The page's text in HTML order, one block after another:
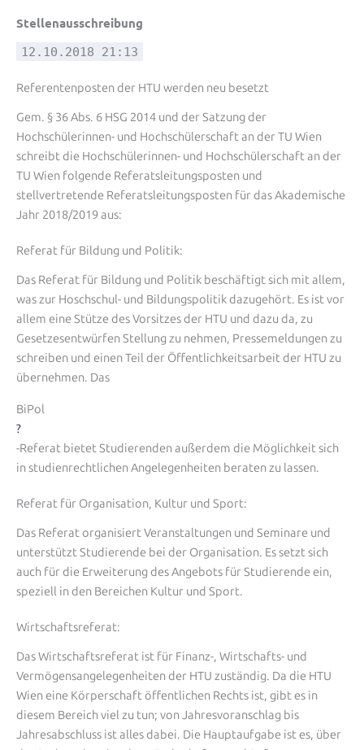
Stellenausschreibung
12.10.2018 21:13
Referentenposten der HTU werden neu besetzt
Gem. § 36 Abs. 6 HSG 2014 und der Satzung der
Hochschülerinnen- und Hochschülerschaft an der TU Wien
schreibt die Hochschülerinnen- und Hochschülerschaft an der
TU Wien folgende Referatsleitungsposten und
stellvertretende Referatsleitungsposten für das Akademische
Jahr 2018/2019 aus:
Referat für Bildung und Politik:
Das Referat für Bildung und Politik beschäftigt sich mit allem,
was zur Hoschschul- und Bildungspolitik dazugehört. Es ist vor
allem eine Stütze des Vorsitzes der HTU und dazu da, zu
Gesetzesentwürfen Stellung zu nehmen, Pressemeldungen zu
schreiben und einen Teil der Öffentlichkeitsarbeit der HTU zu
übernehmen. Das
BiPol
?
-Referat bietet Studierenden außerdem die Möglichkeit sich
in studienrechtlichen Angelegenheiten beraten zu lassen.
Referat für Organisation, Kultur und Sport:
Das Referat organisiert Veranstaltungen und Seminare und
unterstützt Studierende bei der Organisation. Es setzt sich
auch für die Erweiterung des Angebots für Studierende ein,
speziell in den Bereichen Kultur und Sport.
Wirtschaftsreferat:
Das Wirtschaftsreferat ist für Finanz-, Wirtschafts- und
Vermögensangelegenheiten der HTU zuständig. Da die HTU
Wien eine Körperschaft öffentlichen Rechts ist, gibt es in
diesem Bereich viel zu tun; von Jahresvoranschlag bis
Jahresabschluss ist alles dabei. Die Hauptaufgabe ist es, über